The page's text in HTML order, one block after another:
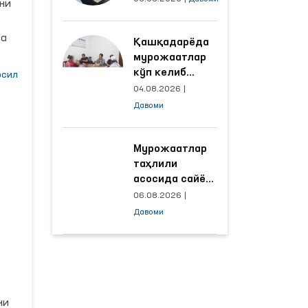
яхшиланди
Қашқадарёда
мурожаатлар
кўп келиб
тушаётган
ҳудудлар
ишлаш йўлга
қўйилди
04.08.2026
Давоми
Мурожаатлар
таҳлили
асосида сайёр
қабул
ўтказиладиган
06.08.2026
Давоми